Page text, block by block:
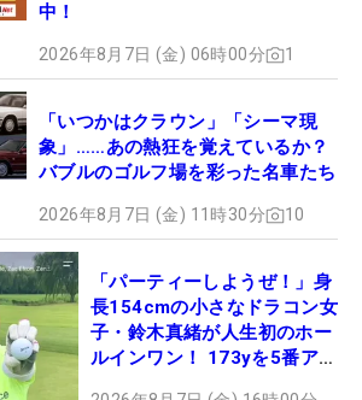
中！
2026年8月7日 (金) 06時00分 1
「いつかはクラウン」「シーマ現
象」……あの熱狂を覚えているか？
バブルのゴルフ場を彩った名車たち
2026年8月7日 (金) 11時30分 10
「パーティーしようぜ！」身
長154cmの小さなドラコン女
子・鈴木真緒が人生初のホー
ルインワン！ 173yを5番アイ